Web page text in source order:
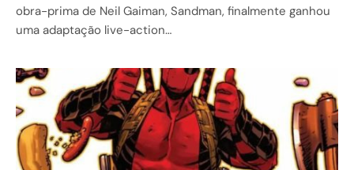
obra-prima de Neil Gaiman, Sandman, finalmente ganhou
uma adaptação live-action…